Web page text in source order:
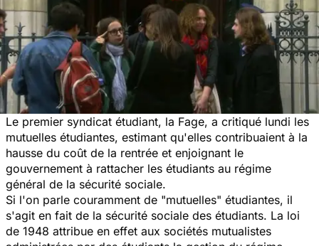
Le premier syndicat étudiant, la Fage, a critiqué lundi les
mutuelles étudiantes, estimant qu'elles contribuaient à la
hausse du coût de la rentrée et enjoignant le
gouvernement à rattacher les étudiants au régime
général de la sécurité sociale.
Si l'on parle couramment de "mutuelles" étudiantes, il
s'agit en fait de la sécurité sociale des étudiants. La loi
de 1948 attribue en effet aux sociétés mutualistes